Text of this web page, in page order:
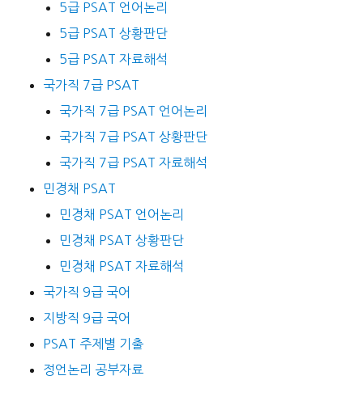
5급 PSAT 언어논리
5급 PSAT 상황판단
5급 PSAT 자료해석
국가직 7급 PSAT
국가직 7급 PSAT 언어논리
국가직 7급 PSAT 상황판단
국가직 7급 PSAT 자료해석
민경채 PSAT
민경채 PSAT 언어논리
민경채 PSAT 상황판단
민경채 PSAT 자료해석
국가직 9급 국어
지방직 9급 국어
PSAT 주제별 기출
정언논리 공부자료